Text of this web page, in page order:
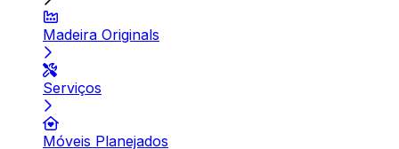
Madeira Originals
Serviços
Móveis Planejados